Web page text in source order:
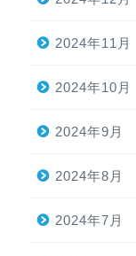
2024年11月
2024年10月
2024年9月
2024年8月
2024年7月